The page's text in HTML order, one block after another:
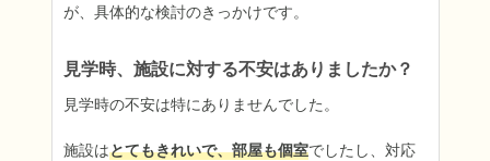
が、具体的な検討のきっかけです。
見学時、施設に対する不安はありましたか？
見学時の不安は特にありませんでした。
施設はとてもきれいで、部屋も個室でしたし、対応